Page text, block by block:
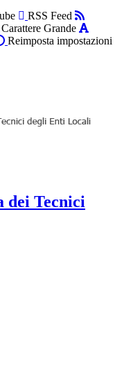
RSS Feed
Carattere Grande
Reimposta impostazioni
dei Tecnici